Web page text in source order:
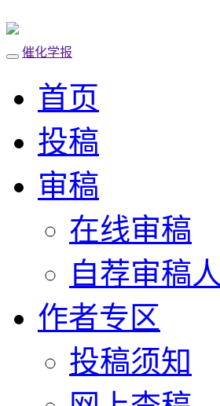
切
催化学报
首页
投稿
审稿
在线审稿
自荐审稿人
作者专区
投稿须知